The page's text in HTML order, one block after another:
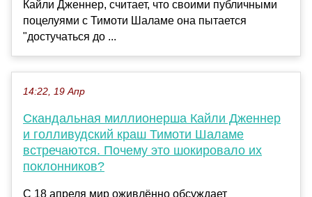
Кайли Дженнер, считает, что своими публичными
поцелуями с Тимоти Шаламе она пытается
"достучаться до ...
14:22, 19 Апр
Скандальная миллионерша Кайли Дженнер
и голливудский краш Тимоти Шаламе
встречаются. Почему это шокировало их
поклонников?
С 18 апреля мир оживлённо обсуждает